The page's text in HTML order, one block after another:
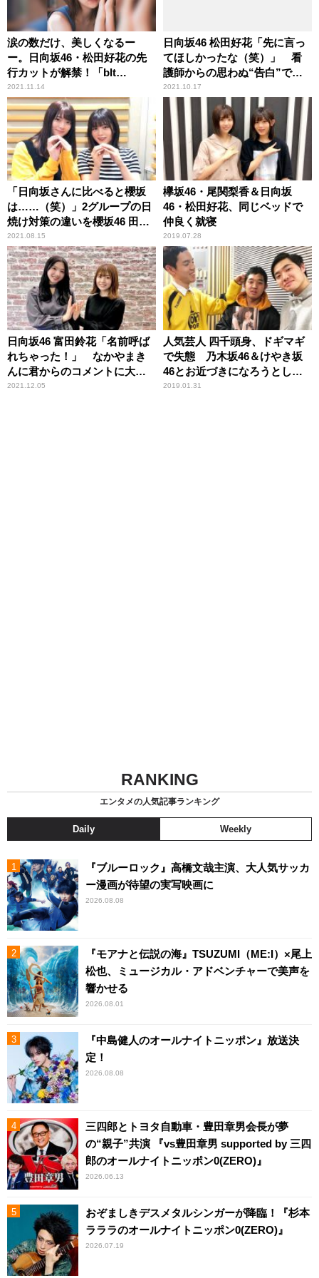
涙の数だけ、美しくなるー
ー。日向坂46・松田好花の先
行カットが解禁！「blt
graph.vol.73」
2021.11.14
日向坂46 松田好花「先に言っ
てほしかったな（笑）」 看
護師からの思わぬ“告白”で頭
が真っ白になった顛末を明か
す
2021.10.17
「日向坂さんに比べると櫻坂
は……（笑）」2グループの日
焼け対策の違いを櫻坂46 田村
保乃＆尾関梨香が振り返る
2021.08.15
欅坂46・尾関梨香＆日向坂
46・松田好花、同じベッドで
仲良く就寝
2019.07.28
日向坂46 富田鈴花「名前呼ば
れちゃった！」 なかやまき
んに君からのコメントに大喜
びの姿を見て松田好花も微笑
2021.12.05
人気芸人 四千頭身、ドギマギ
で失態 乃木坂46＆けやき坂
46とお近づきになろうとした
結果…
2019.01.31
RANKING
エンタメの人気記事ランキング
Daily Weekly
『ブルーロック』高橋文哉主演、大人気サッカ
ー漫画が待望の実写映画に
2026.08.08
『モアナと伝説の海』TSUZUMI（ME:I）×尾上
松也、ミュージカル・アドベンチャーで美声を
響かせる
2026.08.01
『中島健人のオールナイトニッポン』放送決
定！
2026.08.08
三四郎とトヨタ自動車・豊田章男会長が夢
の“親子”共演 『vs豊田章男 supported by 三四
郎のオールナイトニッポン0(ZERO)』
2026.06.13
おぞましきデスメタルシンガーが降臨！『杉本
ラララのオールナイトニッポン0(ZERO)』
2026.07.19